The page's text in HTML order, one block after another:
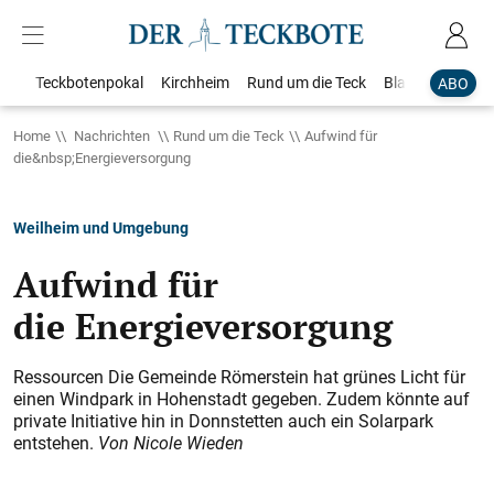
ABO
Teckbotenpokal Kirchheim Rund um die Teck Blaulicht
Home Nachrichten Rund um die Teck
Aufwind für
die&nbsp;Energieversorgung
Weilheim und Umgebung
Aufwind für
die Energieversorgung
Ressourcen Die Gemeinde Römerstein hat grünes Licht für
einen Windpark in Hohenstadt gegeben. Zudem könnte auf
private Initiative hin in Donnstetten auch ein Solarpark
entstehen. Von Nicole Wieden